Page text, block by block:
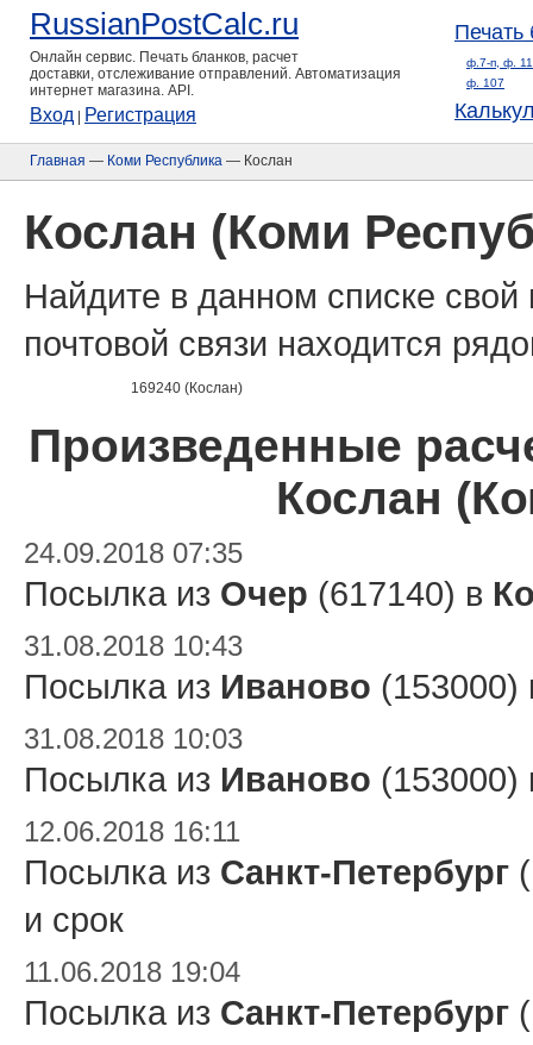
RussianPostCalc.ru
Онлайн сервис. Печать бланков, расчет
доставки, отслеживание отправлений. Автоматизация
интернет магазина. API.
Вход Регистрация
Печать
ф.7-п, ф.
ф. 107
Главная — Коми Республика — Кослан
Кослан (Коми
Найдите в данном списке
почтовой связи находится
169240 (Кослан)
Произведенные
Кослан
24.09.2018 07:35
Посылка из Очер (617140) в
31.08.2018 10:43
Посылка из Иваново
31.08.2018 10:03
Посылка из Иваново
12.06.2018 16:11
Посылка из Санкт-Петербург
и срок
11.06.2018 19:04
Посылка из Санкт-Петербург